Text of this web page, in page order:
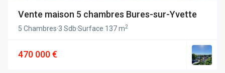
Vente maison 5 chambres Bures-sur-Yvette
5 Chambres·3 Sdb·Surface 137 m2
470 000 €